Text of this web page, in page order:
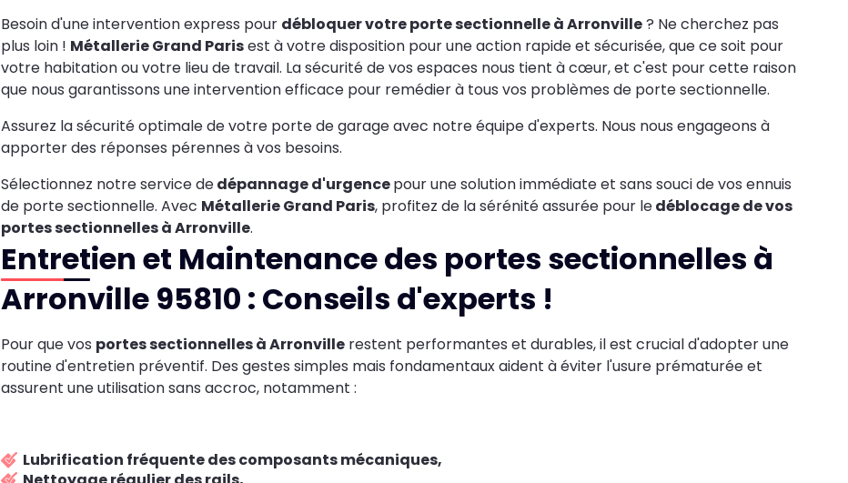
Besoin d'une intervention express pour débloquer votre porte sectionnelle à Arronville? Ne cherchez pas
plus loin ! Métallerie Grand Parisest à votre disposition pour une action rapide et sécurisée, que ce soit pour
votre habitation ou votre lieu de travail. La sécurité de vos espaces nous tient à cœur, et c'est pour cette raison
que nous garantissons une intervention efficace pour remédier à tous vos problèmes de porte sectionnelle.
Assurez la sécurité optimale de votre porte de garage avec notre équipe d'experts. Nous nous engageons à
apporter des réponses pérennes à vos besoins.
Sélectionnez notre service dedépannage d'urgencepour une solution immédiate et sans souci de vos ennuis
de porte sectionnelle. Avec Métallerie Grand Paris, profitez de la sérénité assurée pour ledéblocage de vos
portes sectionnelles à Arronville.
Entretien et Maintenance des portes sectionnelles à
Arronville 95810 : Conseils d'experts !
Pour que vos portes sectionnelles à Arronville restent performantes et durables, il est crucial d'adopter une
routine d'entretien préventif. Des gestes simples mais fondamentaux aident à éviter l'usure prématurée et
assurent une utilisation sans accroc, notamment :
Lubrification fréquente des composants mécaniques,